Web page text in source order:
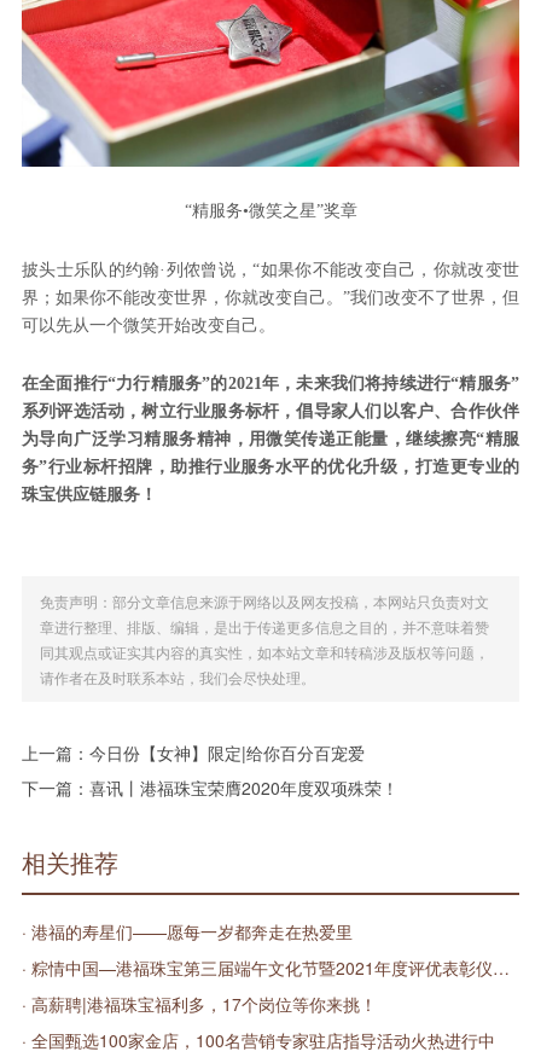
“精服务•微笑之星”奖章
披头士乐队的约翰·列侬曾说，“如果你不能改变自己，你就改变世
界；如果你不能改变世界，你就改变自己。”我们改变不了世界，但
可以先从一个微笑开始改变自己。
在全面推行“力行精服务”的2021年，未来我们将持续进行“精服务”
系列评选活动，树立行业服务标杆，倡导家人们以客户、合作伙伴
为导向广泛学习精服务精神，用微笑传递正能量，继续擦亮“精服
务”行业标杆招牌，助推行业服务水平的优化升级，打造更专业的
珠宝供应链服务！
免责声明：部分文章信息来源于网络以及网友投稿，本网站只负责对文
章进行整理、排版、编辑，是出于传递更多信息之目的，并不意味着赞
同其观点或证实其内容的真实性，如本站文章和转稿涉及版权等问题，
请作者在及时联系本站，我们会尽快处理。
上一篇： 今日份【女神】限定|给你百分百宠爱
下一篇： 喜讯丨港福珠宝荣膺2020年度双项殊荣！
相关推荐
· 港福的寿星们——愿每一岁都奔走在热爱里
· 粽情中国—港福珠宝第三届端午文化节暨2021年度评优表彰仪式圆满落幕
· 高薪聘|港福珠宝福利多，17个岗位等你来挑！
· 全国甄选100家金店，100名营销专家驻店指导活动火热进行中